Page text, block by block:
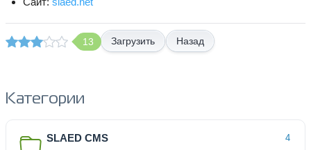
13 Назад
Категории
SLAED CMS 4